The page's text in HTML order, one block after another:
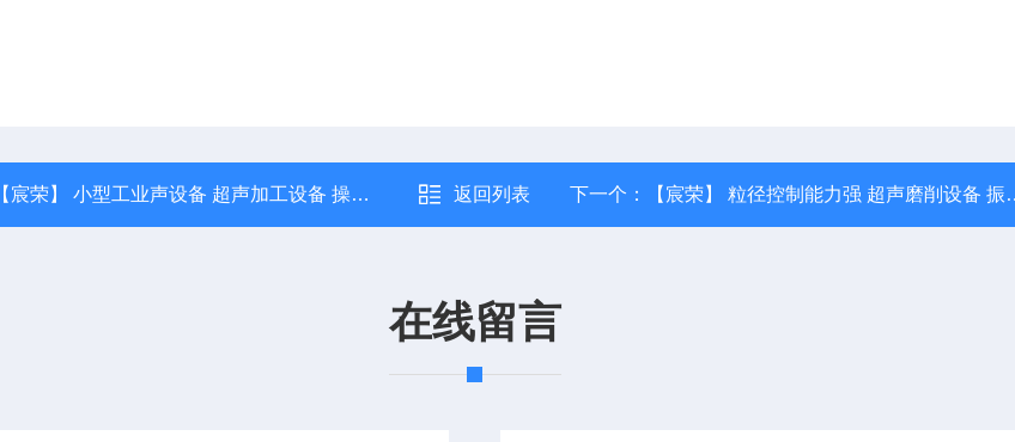
【宸荣】 小型工业声设备 超声加工设备 操作方便 可支持定制 返回列表 下一个： 【宸荣】 粒径控制能力强 超声磨削设备 振动筛选
在线留言